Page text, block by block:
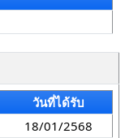
วันที่ได้รับ
18/01/2568